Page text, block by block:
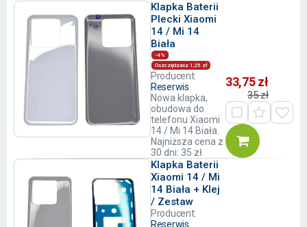
Klapka Baterii
Plecki Xiaomi
14 / Mi 14
Biała
-4%
Oszczędzasz 1,25 zł
Producent:
Reserwis
Nowa klapka,
obudowa do
telefonu Xiaomi
14 / Mi 14 Biała.
Najniższa cena z
30 dni: 35 zł
33,75 zł
35 zł
Klapka Baterii
Xiaomi 14 / Mi
14 Biała + Klej
/ Zestaw
Producent:
Reserwis